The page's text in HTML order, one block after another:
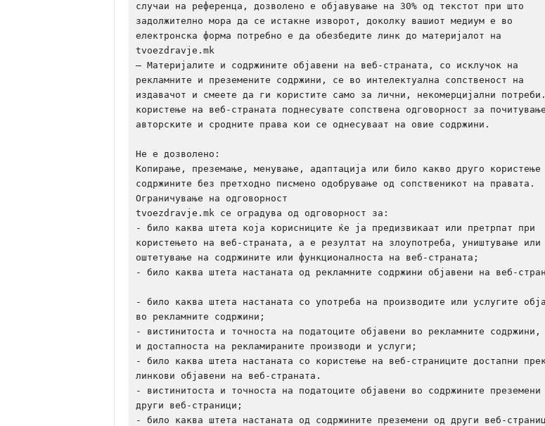
случаи на референца, дозволено е објавување на 30% од текстот при што
задолжително мора да се истакне изворот, доколку вашиот медиум е во
електронска форма потребно е да обезбедите линк до материјалот на
tvoezdravje.mk
– Материјалите и содржините објавени на веб-страната, со исклучок на
рекламните и преземените содржини, се во интелектуална сопственост на
издавачот и смеете да ги користите само за лични, некомерцијални
користење на веб-страната поднесувате сопствена одговорност за
авторските и сродните права кои се однесуваат на овие содржини.
Не е дозволено:
Копирање, преземање, менување, адаптација или било какво друго користење
содржините без претходно писмено одобрување од сопственикот на правата.
Ограничување на одговорност
tvoezdravje.mk се оградува од одговорност за:
- било каква штета која корисниците ќе ја предизвикаат или претрпат при
користењето на веб-страната, а е резултат на злоупотреба, уништување или
оштетување на содржините или функционалноста на веб-страната;
- било каква штета настаната од рекламните содржини објавени на веб-
- било каква штета настаната со употреба на производите или услугите
во рекламните содржини;
- вистинитоста и точноста на податоците објавени во рекламните содржини,
и достапноста на рекламираните производи и услуги;
- било каква штета настаната со користење на веб-страниците достапни
линкови објавени на веб-страната.
- вистинитоста и точноста на податоците објавени во содржините преземени
други веб-страници;
- било каква штета настаната од содржините преземени од други веб-